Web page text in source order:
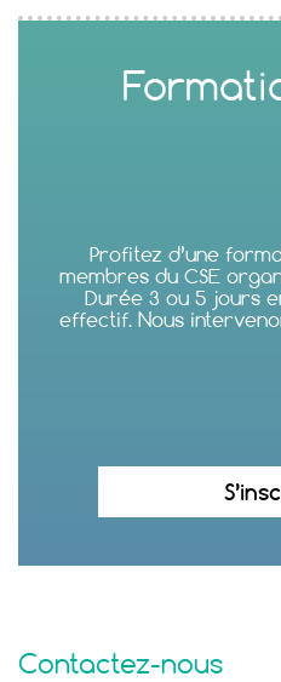
Profitez d’une
membres du CSE
Durée 3 ou 5 jours
effectif. Nous
Contactez-nous